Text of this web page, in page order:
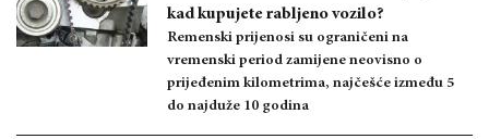
kad kupujete rabljeno vozilo?
Remenski prijenosi su ograničeni na
vremenski period zamijene neovisno o
prijeđenim kilometrima, najčešće između 5
do najduže 10 godina